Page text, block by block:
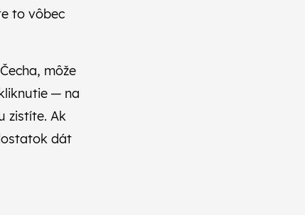
to vôbec
môže
— na
zistíte. Ak
dát